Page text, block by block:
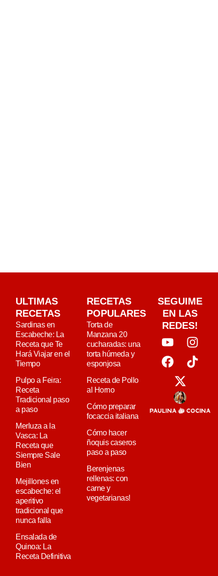
ULTIMAS
RECETAS
Sardinas en
Escabeche: La
Receta que Te
Hará Viajar en el
Tiempo
Pulpo a Feira:
Receta
Tradicional paso
a paso
Merluza a la
Vasca: La
Receta que
Siempre Sale
Bien
Mejillones en
escabeche: el
aperitivo
tradicional que
nunca falla
Ensalada de
Quinoa: La
Receta Definitiva
RECETAS
POPULARES
Torta de
Manzana 20
cucharadas: una
torta húmeda y
esponjosa
Receta de Pollo
al Horno
Cómo preparar
focaccia italiana
Cómo hacer
ñoquis caseros
paso a paso
Berenjenas
rellenas: con
carne y
vegetarianas!
SEGUIME
EN LAS
REDES!